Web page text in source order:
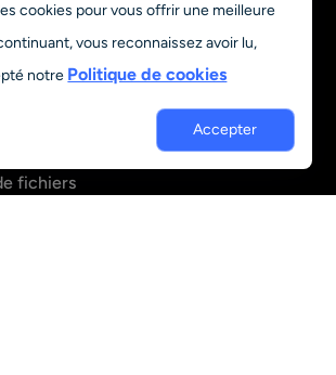
fichiers
cookies pour vous offrir une meilleure
vous reconnaissez avoir lu,
notre Politique de cookies
Accepter